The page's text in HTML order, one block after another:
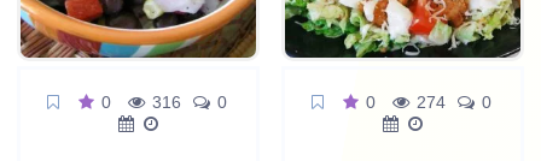
0 316 0 0 274 0